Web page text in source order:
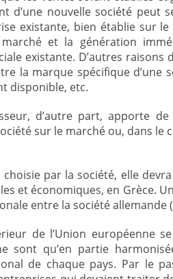
d’une nouvelle société
existante, bien établie sur
et la génération
existante. D’autres raisons
la marque spécifique d’une
disponible, etc.
d’autre part, apporte
sur le marché ou, dans le
par la société, elle
et économiques, en Grèce.
entre la société allemande
de l’Union européenne
sont qu’en partie
de chaque pays. Par le